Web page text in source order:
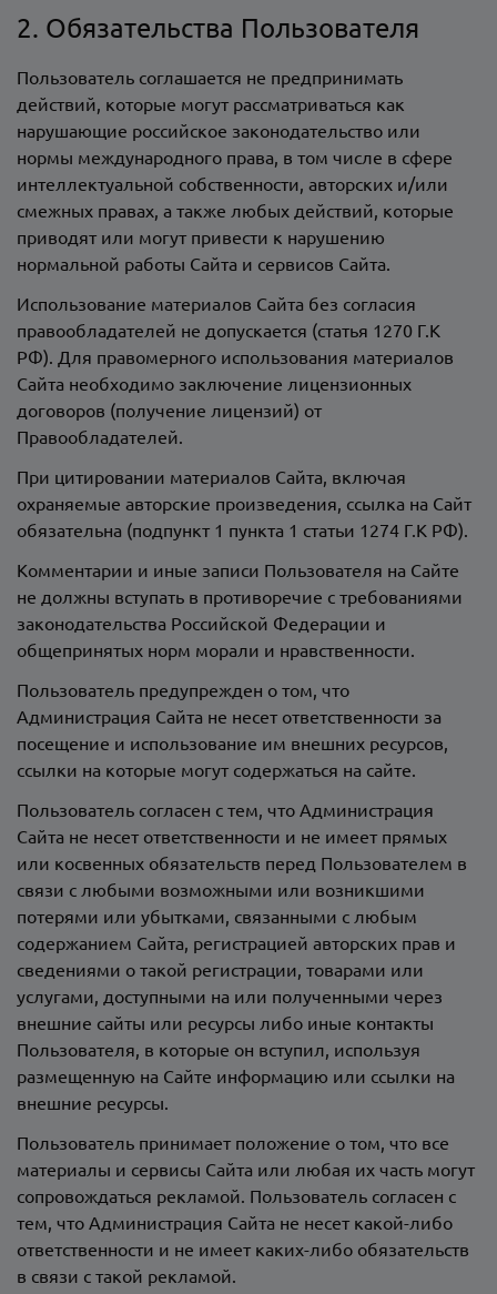
2. Обязательства Пользователя
Пользователь соглашается не предпринимать
действий, которые могут рассматриваться как
нарушающие российское законодательство или
нормы международного права, в том числе в сфере
интеллектуальной собственности, авторских и/или
смежных правах, а также любых действий, которые
приводят или могут привести к нарушению
нормальной работы Сайта и сервисов Сайта.
Использование материалов Сайта без согласия
правообладателей не допускается (статья 1270 Г.К
РФ). Для правомерного использования материалов
Сайта необходимо заключение лицензионных
договоров (получение лицензий) от
Правообладателей.
При цитировании материалов Сайта, включая
охраняемые авторские произведения, ссылка на Сайт
обязательна (подпункт 1 пункта 1 статьи 1274 Г.К РФ).
Комментарии и иные записи Пользователя на Сайте
не должны вступать в противоречие с требованиями
законодательства Российской Федерации и
общепринятых норм морали и нравственности.
Пользователь предупрежден о том, что
Администрация Сайта не несет ответственности за
посещение и использование им внешних ресурсов,
ссылки на которые могут содержаться на сайте.
Пользователь согласен с тем, что Администрация
Сайта не несет ответственности и не имеет прямых
или косвенных обязательств перед Пользователем в
связи с любыми возможными или возникшими
потерями или убытками, связанными с любым
содержанием Сайта, регистрацией авторских прав и
сведениями о такой регистрации, товарами или
услугами, доступными на или полученными через
внешние сайты или ресурсы либо иные контакты
Пользователя, в которые он вступил, используя
размещенную на Сайте информацию или ссылки на
внешние ресурсы.
Пользователь принимает положение о том, что все
материалы и сервисы Сайта или любая их часть могут
сопровождаться рекламой. Пользователь согласен с
тем, что Администрация Сайта не несет какой-либо
ответственности и не имеет каких-либо обязательств
в связи с такой рекламой.